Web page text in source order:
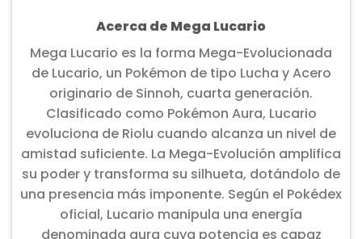
Acerca de Mega Lucario
Mega Lucario es la forma Mega-Evolucionada
de Lucario, un Pokémon de tipo Lucha y Acero
originario de Sinnoh, cuarta generación.
Clasificado como Pokémon Aura, Lucario
evoluciona de Riolu cuando alcanza un nivel de
amistad suficiente. La Mega-Evolución amplifica
su poder y transforma su silhueta, dotándolo de
una presencia más imponente. Según el Pokédex
oficial, Lucario manipula una energía
denominada aura cuya potencia es capaz